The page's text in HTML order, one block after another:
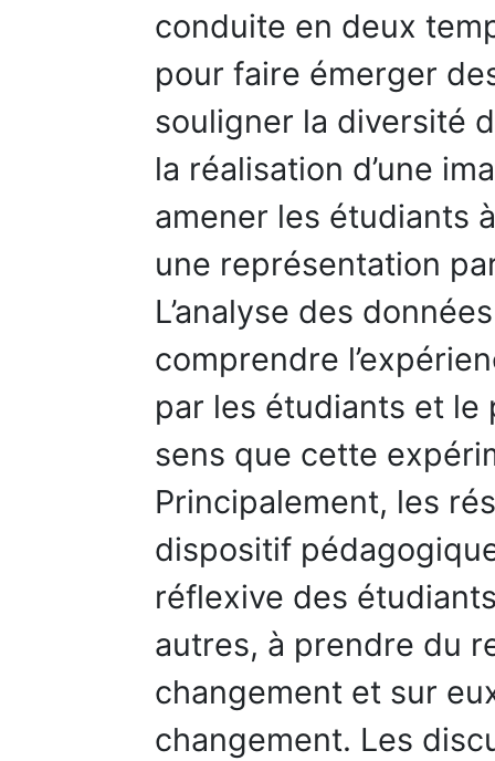
conduite en deux
pour faire émerger
souligner la diversité
la réalisation d’une
amener les étudiants
une représentation
L’analyse des
comprendre
par les étudiants et
sens que cette
Principalement, les
dispositif
réflexive des
autres, à prendre du
changement et sur
changement. Les